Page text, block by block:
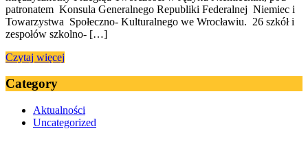
patronatem Konsula Generalnego Republiki Federalnej Niemiec i
Towarzystwa Społeczno- Kulturalnego we Wrocławiu. 26 szkół i
zespołów szkolno- […]
Czytaj więcej
Category
Aktualności
Uncategorized